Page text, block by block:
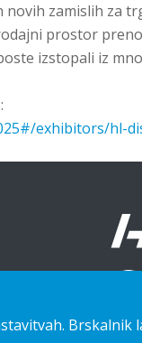
zamislih za
prostor
izstopali iz
exhibitors/hl-
Brskalnik